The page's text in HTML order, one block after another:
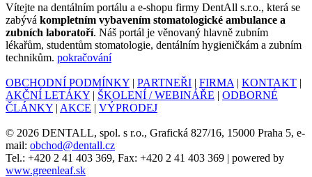
Ví­tejte na dentálním portálu a e-shopu firmy DentAll s.r.o., která se
zabývá kompletním vybavením stomatologické ambulance a
zubních laboratoří. Náš portál je věnovaný hlavně zubním
lékařům, studentům stomatologie, dentálním hygieničkám a zubním
technikům. pokračování
OBCHODNÍ PODMÍNKY | PARTNEŘI | FIRMA | KONTAKT |
AKČNÍ LETÁKY | ŠKOLENÍ / WEBINÁŘE | ODBORNÉ
ČLÁNKY | AKCE | VÝPRODEJ
© 2026 DENTALL, spol. s r.o., Grafická 827/16, 15000 Praha 5, e-
mail: obchod@dentall.cz
Tel.: +420 2 41 403 369, Fax: +420 2 41 403 369 | powered by
www.greenleaf.sk